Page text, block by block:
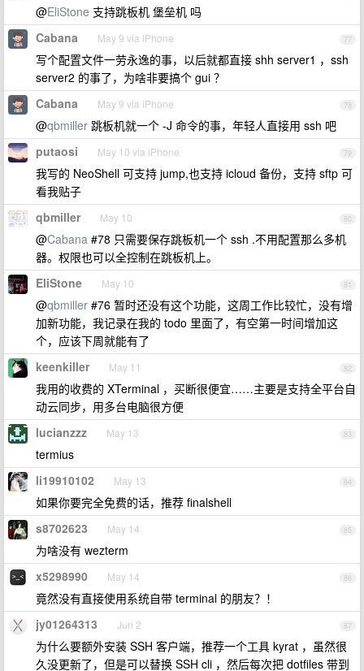
@EliStone 支持跳板机 堡垒机 吗
77
Cabana May 9 via iPhone
写个配置文件一劳永逸的事，以后就都直接 shh server1 ，ssh
server2 的事了，为啥非要搞个 gui ？
78
Cabana May 9 via iPhone
@qbmiller 跳板机就一个 -J 命令的事，年轻人直接用 ssh 吧
79
putaosi May 10 via iPhone
我写的 NeoShell 可支持 jump,也支持 icloud 备份，支持 sftp 可
看我贴子
80
qbmiller May 10
@Cabana #78 只需要保存跳板机一个 ssh .不用配置那么多机
器。权限也可以全控制在跳板机上。
81
EliStone May 10
@qbmiller #76 暂时还没有这个功能，这周工作比较忙，没有增
加新功能，我记录在我的 todo 里面了，有空第一时间增加这
个，应该下周就能有了
82
keenkiller May 11
我用的收费的 XTerminal ，买断很便宜……主要是支持全平台自
动云同步，用多台电脑很方便
83
lucianzzz May 13
termius
84
li19910102 May 13
如果你要完全免费的话，推荐 finalshell
85
s8702623 May 14
为啥没有 wezterm
86
x5298990 May 14
竟然没有直接使用系统自带 terminal 的朋友？！
87
jy01264313 Jun 2
为什么要额外安装 SSH 客户端，推荐一个工具 kyrat ，虽然很
久没更新了，但是可以替换 SSH cli ，然后每次把 dotfiles 带到